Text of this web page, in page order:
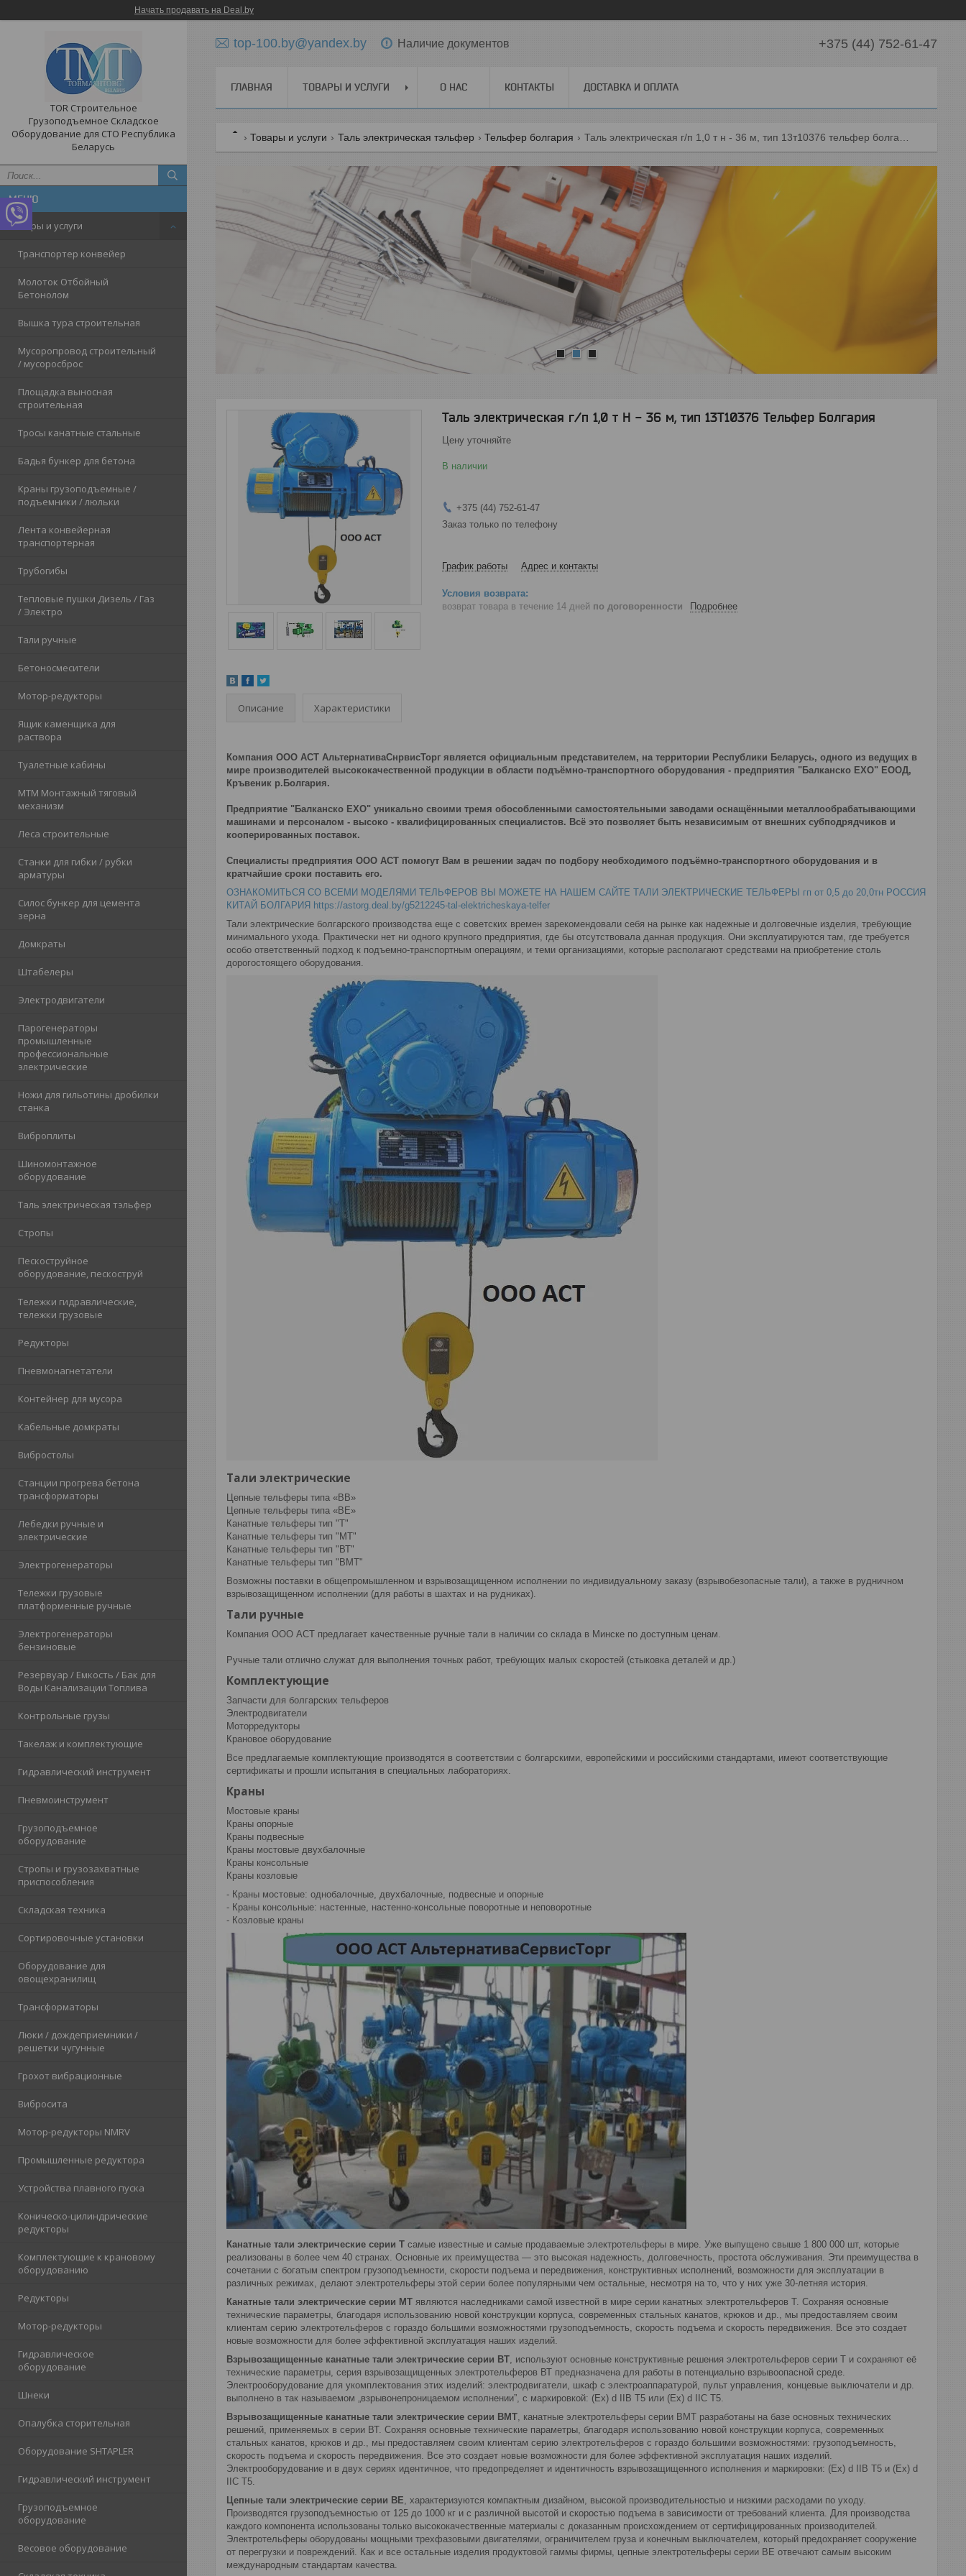
Начать продавать на Deal.by
TOR Строительное
Грузоподъемное Складское
Оборудование для СТО Республика
Беларусь
Товары и услуги
Транспортер конвейер
Молоток Отбойный
Бетонолом
Вышка тура строительная
Мусоропровод строительный
/ мусоросброс
Площадка выносная
строительная
Тросы канатные стальные
Бадья бункер для бетона
Краны грузоподъемные /
подъемники / люльки
Лента конвейерная
транспортерная
Трубогибы
Тепловые пушки Дизель / Газ
/ Электро
Тали ручные
Бетоносмесители
Мотор-редукторы
Ящик каменщика для
раствора
Туалетные кабины
МТМ Монтажный тяговый
механизм
Леса строительные
Станки для гибки / рубки
арматуры
Силос бункер для цемента
зерна
Домкраты
Штабелеры
Электродвигатели
Парогенераторы
промышленные
профессиональные
электрические
Ножи для гильотины дробилки
станка
Виброплиты
Шиномонтажное
оборудование
Таль электрическая тэльфер
Стропы
Пескоструйное
оборудование, пескоструй
Тележки гидравлические,
тележки грузовые
Редукторы
Пневмонагнетатели
Контейнер для мусора
Кабельные домкраты
Вибростолы
Станции прогрева бетона
трансформаторы
Лебедки ручные и
электрические
Электрогенераторы
Тележки грузовые
платформенные ручные
Электрогенераторы
бензиновые
Резервуар / Емкость / Бак для
Воды Канализации Топлива
Контрольные грузы
Такелаж и комплектующие
Гидравлический инструмент
Пневмоинструмент
Грузоподъемное
оборудование
Стропы и грузозахватные
приспособления
Складская техника
Сортировочные установки
Оборудование для
овощехранилищ
Трансформаторы
Люки / дождеприемники /
решетки чугунные
Грохот вибрационные
Вибросита
Мотор-редукторы NMRV
Промышленные редуктора
Устройства плавного пуска
Коническо-цилиндрические
редукторы
Комплектующие к крановому
оборудованию
Редукторы
Мотор-редукторы
Гидравлическое
оборудование
Шнеки
Опалубка сторительная
Оборудование SHTAPLER
Гидравлический инструмент
Грузоподъемное
оборудование
Весовое оборудование
top-100.by@yandex.by Наличие документов +375 (44) 752-61-47
ГЛАВНАЯ ТОВАРЫ И УСЛУГИ О НАС КОНТАКТЫ ДОСТАВКА И ОПЛАТА
Товары и услуги Таль электрическая тэльфер Тельфер болгария
Таль электрическая г/п 1,0 т Н - 36 м, тип 13Т10376 Тельфер Болгария
Цену уточняйте
В наличии
+375 (44) 752-61-47
Заказ только по телефону
График работы Адрес и контакты
возврат товара в течение 14 дней по договоренности Подробнее
Описание Характеристики
Компания ООО АСТ АльтернативаСнрвисТорг является официальным представителем, на территории Республики Беларусь, одного из ведущих в
мире производителей высококачественной продукции в области подъёмно-транспортного оборудования - предприятия "Балканско ЕХО" ЕООД,
Кръвеник р.Болгария.
Предприятие "Балканско ЕХО" уникально своими тремя обособленными самостоятельными заводами оснащёнными металлообрабатывающими
машинами и персоналом - высоко - квалифицированных специалистов. Всё это позволяет быть независимым от внешних субподрядчиков и
кооперированных поставок.
Специалисты предприятия ООО АСТ помогут Вам в решении задач по подбору необходимого подъёмно-транспортного оборудования и в
кратчайшие сроки поставить его.
ОЗНАКОМИТЬСЯ СО ВСЕМИ МОДЕЛЯМИ ТЕЛЬФЕРОВ ВЫ МОЖЕТЕ НА НАШЕМ САЙТЕ ТАЛИ ЭЛЕКТРИЧЕСКИЕ ТЕЛЬФЕРЫ гп от 0,5 до 20,0тн РОССИЯ
КИТАЙ БОЛГАРИЯ https://astorg.deal.by/g5212245-tal-elektricheskaya-telfer
Тали электрические болгарского производства еще с советских времен зарекомендовали себя на рынке как надежные и долговечные изделия, требующие
минимального ухода. Практически нет ни одного крупного предприятия, где бы отсутствовала данная продукция. Они эксплуатируются там, где требуется
особо ответственный подход к подъемно-транспортным операциям, и теми организациями, которые располагают средствами на приобретение столь
дорогостоящего оборудования.
Тали электрические
Цепные тельферы типа «ВВ»
Цепные тельферы типа «ВE»
Канатные тельферы тип "Т"
Канатные тельферы тип "МТ"
Канатные тельферы тип "ВТ"
Канатные тельферы тип "ВМТ"
Возможны поставки в общепромышленном и взрывозащищенном исполнении по индивидуальному заказу (взрывобезопасные тали), а также в рудничном
взрывозащищенном исполнении (для работы в шахтах и на рудниках).
Тали ручные
Компания ООО АСТ предлагает качественные ручные тали в наличии со склада в Минске по доступным ценам.
Ручные тали отлично служат для выполнения точных работ, требующих малых скоростей (стыковка деталей и др.)
Комплектующие
Запчасти для болгарских тельферов
Электродвигатели
Моторредукторы
Крановое оборудование
Все предлагаемые комплектующие производятся в соответствии с болгарскими, европейскими и российскими стандартами, имеют соответствующие
сертификаты и прошли испытания в специальных лабораториях.
Краны
Мостовые краны
Краны опорные
Краны подвесные
Краны мостовые двухбалочные
Краны консольные
Краны козловые
- Краны мостовые: однобалочные, двухбалочные, подвесные и опорные
- Краны консольные: настенные, настенно-консольные поворотные и неповоротные
- Козловые краны
Канатные тали электрические серии Т самые известные и самые продаваемые электротельферы в мире. Уже выпущено свыше 1 800 000 шт, которые
реализованы в более чем 40 странах. Основные их преимущества — это высокая надежность, долговечность, простота обслуживания. Эти преимущества в
сочетании с богатым спектром грузоподъемности, скорости подъема и передвижения, конструктивных исполнений, возможности для эксплуатации в
различных режимах, делают электротельферы этой серии более популярными чем остальные, несмотря на то, что у них уже 30-летняя история.
Канатные тали электрические серии МТ являются наследниками самой известной в мире серии канатных электротельферов Т. Сохраняя основные
технические параметры, благодаря использованию новой конструкции корпуса, современных стальных канатов, крюков и др., мы предоставляем своим
клиентам серию электротельферов с гораздо большими возможностями грузоподъемность, скорость подъема и скорость передвижения. Все это создает
новые возможности для более эффективной эксплуатация наших изделий.
Взрывозащищенные канатные тали электрические серии ВТ , используют основные конструктивные решения электротельферов серии Т и сохраняют её
технические параметры, серия взрывозащищенных электротельферов ВТ предназначена для работы в потенциально взрывоопасной среде.
Электрооборудование для укомплектования этих изделий: электродвигатели, шкаф с электроаппаратурой, пульт управления, концевые выключатели и др.
выполнено в так называемом „взрывонепроницаемом исполнении”, с маркировкой: (Ех) d IIB T5 или (Ех) d IIC T5.
Взрывозащищенные канатные тали электрические серии ВМТ , канатные электротельферы серии BМТ разработаны на базе основных технических
решений, применяемых в серии ВТ. Сохраняя основные технические параметры, благодаря использованию новой конструкции корпуса, современных
стальных канатов, крюков и др., мы предоставляем своим клиентам серию электротельферов с гораздо большими возможностями: грузоподъемность,
скорость подъема и скорость передвижения. Все это создает новые возможности для более эффективной эксплуатация наших изделий.
Электрооборудование и в двух сериях идентичное, что предопределяет и идентичность взрывозащищенного исполнения и маркировки: (Ех) d IIB T5 и (Ех) d
IIC T5.
Цепные тали электрические серии ВЕ , характеризуются компактным дизайном, высокой производительностью и низкими расходами по уходу.
Производятся грузоподъемностью от 125 до 1000 кг и с различной высотой и скоростью подъема в зависимости от требований клиента. Для производства
каждого компонента использованы только высококачественные материалы с доказанным происхождением от сертифицированных производителей.
Электротельферы оборудованы мощными трехфазовыми двигателями, ограничителем груза и конечным выключателем, который предохраняет сооружение
от перегрузки и повреждений. Как и все остальные изделия продуктовой гаммы фирмы, цепные электротельферы серии ВЕ отвечают самым высоким
международным стандартам качества.